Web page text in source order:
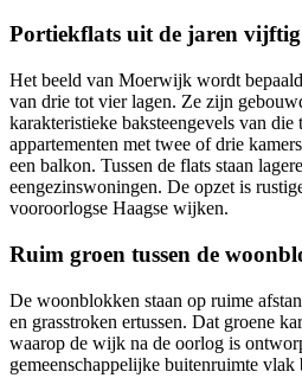
Portiekflats uit de jaren vijftig
Het beeld van Moerwijk wordt
van drie tot vier lagen. Ze zijn
karakteristieke baksteengevels van
appartementen met twee of drie
een balkon. Tussen de flats staan
eengezinswoningen. De opzet is
vooroorlogse Haagse wijken.
Ruim groen tussen de
De woonblokken staan op ruime
en grasstroken ertussen. Dat groene
waarop de wijk na de oorlog is
gemeenschappelijke buitenruimte